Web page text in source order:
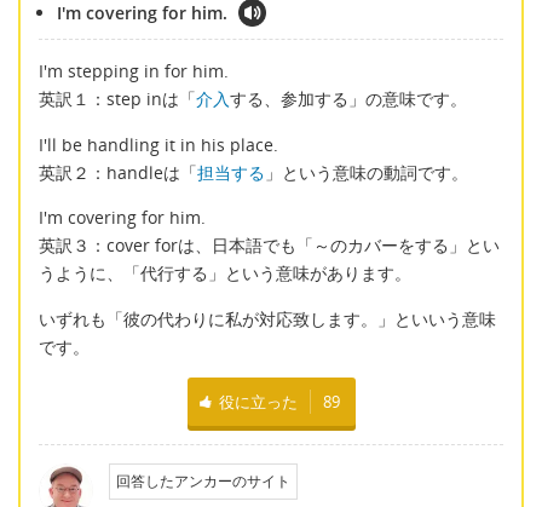
I'm covering for him.
I'm stepping in for him.
英訳１：step inは「介入する、参加する」の意味です。
I'll be handling it in his place.
英訳２：handleは「担当する 」という意味の動詞です。
I'm covering for him.
英訳３：cover forは、日本語でも「～のカバーをする」とい
うように、「代行する」という意味があります。
いずれも「彼の代わりに私が対応致します。」といいう意味
です。
役に立った 89
回答したアンカーのサイト